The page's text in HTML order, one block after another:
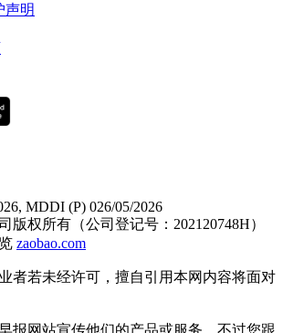
声明
MDDI (P) 026/05/2026
版权所有（公司登记号：202120748H）
zaobao.com
者若未经许可，擅自引用本网内容将面对
报网站宣传他们的产品或服务。不过您跟